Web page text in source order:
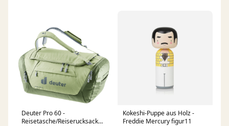
Deuter Pro 60 -
Reisetasche/Reiserucksack
Kokeshi-Puppe aus Holz -
Freddie Mercury figur11